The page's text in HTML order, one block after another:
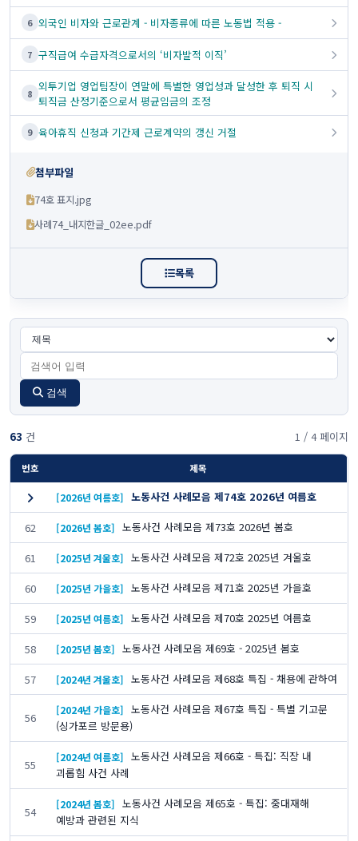
6 외국인 비자와 근로관계 - 비자종류에 따른 노동법 적용 -
7 구직급여 수급자격으로서의 ‘비자발적 이직’
8 외투기업 영업팀장이 연말에 특별한 영업성과 달성한 후 퇴직 시
퇴직금 산정기준으로서 평균임금의 조정
9 육아휴직 신청과 기간제 근로계약의 갱신 거절
첨부파일
74호 표지.jpg
사례74_내지한글_02ee.pdf
목록
검색
63 건 1 / 4 페이지
번호 제목
[2026년 여름호] 노동사건 사례모음 제74호 2026년 여름호
62 [2026년 봄호] 노동사건 사례모음 제73호 2026년 봄호
61 [2025년 겨울호] 노동사건 사례모음 제72호 2025년 겨울호
60 [2025년 가을호] 노동사건 사례모음 제71호 2025년 가을호
59 [2025년 여름호] 노동사건 사례모음 제70호 2025년 여름호
58 [2025년 봄호] 노동사건 사례모음 제69호 - 2025년 봄호
57 [2024년 겨울호] 노동사건 사례모음 제68호 특집 - 채용에 관하여
56 [2024년 가을호] 노동사건 사례모음 제67호 특집 - 특별 기고문
(싱가포르 방문용)
55 [2024년 여름호] 노동사건 사례모음 제66호 - 특집: 직장 내
괴롭힘 사건 사례
54 [2024년 봄호] 노동사건 사례모음 제65호 - 특집: 중대재해
예방과 관련된 지식